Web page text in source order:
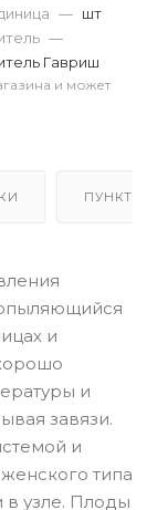
— шт
—
Гавриш
и может
ПУНКТЫ
и
и
завязи.
и
типа
в узле. Плоды